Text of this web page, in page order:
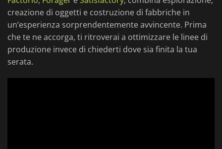
creazione di oggetti e costruzione di fabbriche in
un’esperienza sorprendentemente avvincente. Prima
che te ne accorga, ti ritroverai a ottimizzare le linee di
produzione invece di chiederti dove sia finita la tua
serata.